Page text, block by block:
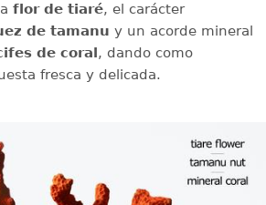
flor de tiaré, el carácter
de tamanu y un acorde mineral
de coral , dando como
fresca y delicada.